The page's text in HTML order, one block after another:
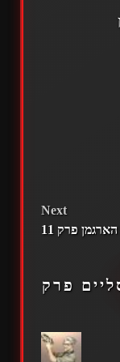
Next
פרק 11
פרק